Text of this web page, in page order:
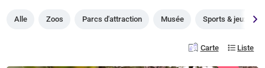
Alle Zoos Parcs d'attraction Musée Sports & jeux
Carte Liste